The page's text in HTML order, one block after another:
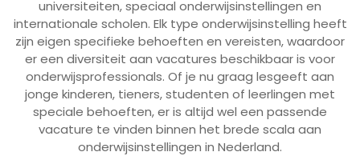
universiteiten, speciaal onderwijsinstellingen en
internationale scholen. Elk type onderwijsinstelling heeft
zijn eigen specifieke behoeften en vereisten, waardoor
er een diversiteit aan vacatures beschikbaar is voor
onderwijsprofessionals. Of je nu graag lesgeeft aan
jonge kinderen, tieners, studenten of leerlingen met
speciale behoeften, er is altijd wel een passende
vacature te vinden binnen het brede scala aan
onderwijsinstellingen in Nederland.